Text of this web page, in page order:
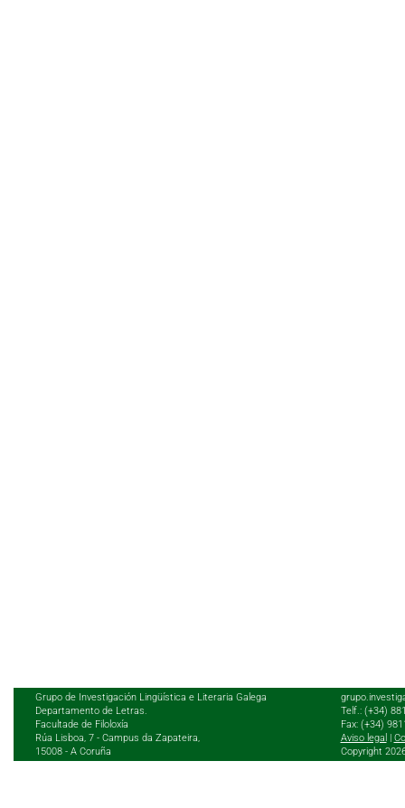
Grupo de Investigación Lingüística e Literaria Galega
Departamento de Letras.
Facultade de Filoloxía
Rúa Lisboa, 7 - Campus da Zapateira,
15008 - A Coruña
Telf.: (+34)
Fax: (+34)
Aviso legal
Copyright